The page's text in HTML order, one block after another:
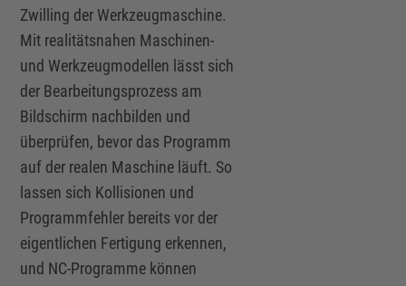
Zwilling der Werkzeugmaschine.
Mit realitätsnahen Maschinen-
und Werkzeugmodellen lässt sich
der Bearbeitungsprozess am
Bildschirm nachbilden und
überprüfen, bevor das Programm
auf der realen Maschine läuft. So
lassen sich Kollisionen und
Programmfehler bereits vor der
eigentlichen Fertigung erkennen,
und NC-Programme können